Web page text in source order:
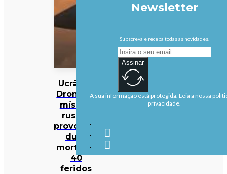
Ucrânia:
Drones e
mísseis
russos
provocam
duas
mortes e
40
feridos
Newsletter
Subscreva e receba todas as novidades.
Assinar
A sua informação está protegida. Leia a nossa
privacidade.